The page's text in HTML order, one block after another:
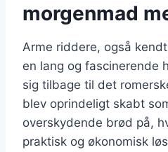
morgenmad
Arme riddere, også
en lang og fascinerende
sig tilbage til det
blev oprindeligt skabt
overskydende brød på,
praktisk og økonomisk